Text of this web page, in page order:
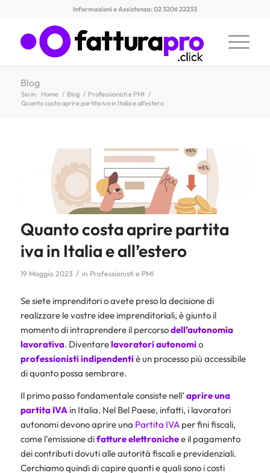
Informazioni e Assistenza: 02 3206 22233
Blog
Sei in: Home / Blog / Professionisti e PMI /
Quanto costa aprire partita iva in Italia e all’estero
Quanto costa aprire partita
iva in Italia e all’estero
19 Maggio 2023 / in Professionisti e PMI
Se siete imprenditori o avete preso la decisione di
realizzare le vostre idee imprenditoriali, è giunto il
momento di intraprendere il percorsodell’autonomia
lavorativa. Diventarelavoratori autonomio
professionisti indipendentiè un processo più accessibile
di quanto possa sembrare.
Il primo passo fondamentale consiste nell’ aprire una
partita IVAin Italia. Nel Bel Paese, infatti, i lavoratori
autonomi devono aprire una Partita IVAper fini fiscali,
come l’emissione difatture elettronichee il pagamento
dei contributi dovuti alle autorità fiscali e previdenziali.
Cerchiamo quindi di capire quanti e quali sono i costi